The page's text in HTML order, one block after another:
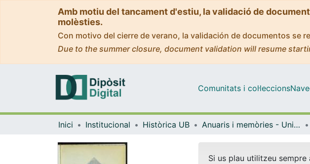
Amb motiu del tancament d'estiu, la validació de
molèsties.
Con motivo del cierre de verano, la validación de documentos se
Due to the summer closure, document validation will resume
Comunitats i col·leccions
Inici Institucional Històrica UB Anuaris i memòries - Universitat de Barcelona
Si us plau utilitzeu